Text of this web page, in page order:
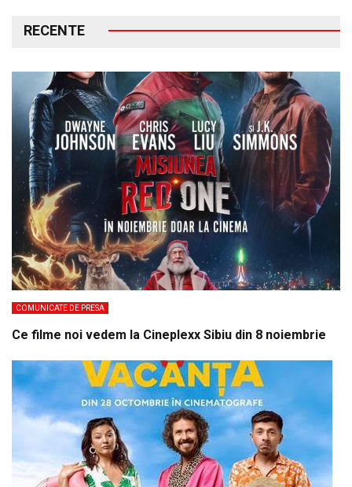
RECENTE
COMUNICATE DE PRESA
Ce filme noi vedem la Cineplexx Sibiu din 8 noiembrie